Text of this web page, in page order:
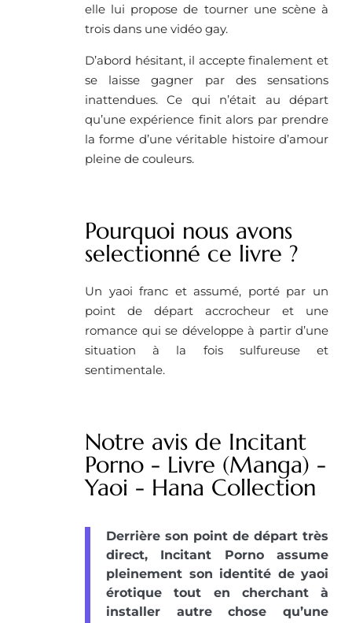
elle lui propose de tourner une scène à
trois dans une vidéo gay.
D’abord hésitant, il accepte finalement et
se laisse gagner par des sensations
inattendues. Ce qui n’était au départ
qu’une expérience finit alors par prendre
la forme d’une véritable histoire d’amour
pleine de couleurs.
Pourquoi nous avons
selectionné ce livre ? ​
Un yaoi franc et assumé, porté par un
point de départ accrocheur et une
romance qui se développe à partir d’une
situation à la fois sulfureuse et
sentimentale.
Notre avis de Incitant
Porno - Livre (Manga) -
Yaoi - Hana Collection
Derrière son point de départ très
direct, Incitant Porno assume
pleinement son identité de yaoi
érotique tout en cherchant à
installer autre chose qu’une